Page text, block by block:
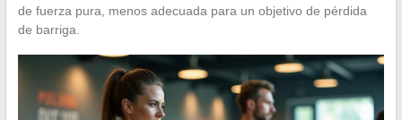
de fuerza pura, menos adecuada para un objetivo de pérdida
de barriga.